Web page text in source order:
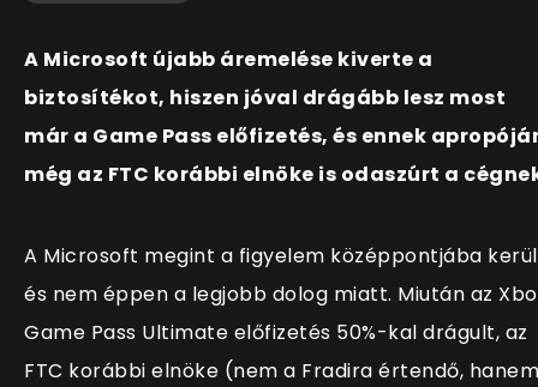
A Microsoft újabb áremelése kiverte a
biztosítékot, hiszen jóval drágább lesz most
már a Game Pass előfizetés, és ennek
még az FTC korábbi elnöke is odaszúrt a
A Microsoft megint a figyelem középpontjába
és nem éppen a legjobb dolog miatt. Miután az
Game Pass Ultimate előfizetés 50%-kal drágult, az
FTC korábbi elnöke (nem a Fradira értendő, hanem